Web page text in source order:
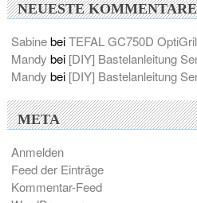
NEUESTE KOMMENTARE
SabinebeiTEFAL GC750D
Mandy bei [DIY] Bastelanleitung
Mandy bei [DIY] Bastelanleitung
META
Anmelden
Feed der Einträge
Kommentar-Feed